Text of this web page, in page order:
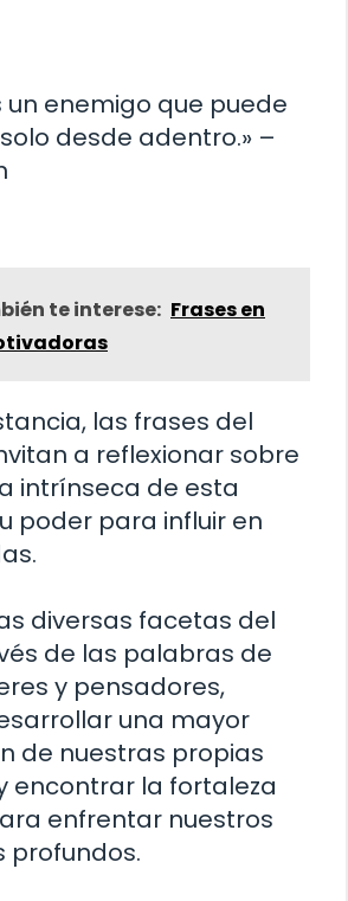
un enemigo que puede
desde adentro.» –
te interese: Frases en
las frases del
a reflexionar sobre
intrínseca de esta
poder para influir en
diversas facetas del
de las palabras de
y pensadores,
una mayor
de nuestras propias
encontrar la fortaleza
enfrentar nuestros
profundos.